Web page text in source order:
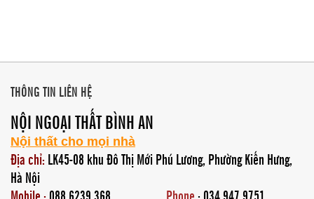
THÔNG TIN LIÊN HỆ
NỘI NGOẠI THẤT BÌNH AN
Nội thất cho mọi nhà
Địa chỉ: LK45-08 khu Đô Thị Mới Phú Lương, Phường Kiến Hưng,
Hà Nội
Mobile : 088.6239.368 Phone: 034.947.9751